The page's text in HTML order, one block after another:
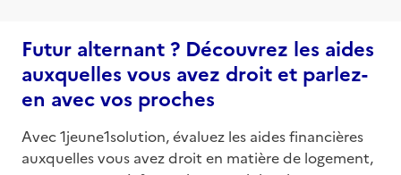
Futur alternant ? Découvrez les aides
auxquelles vous avez droit et parlez-
en avec vos proches
Avec 1jeune1solution, évaluez les aides financières
auxquelles vous avez droit en matière de logement,